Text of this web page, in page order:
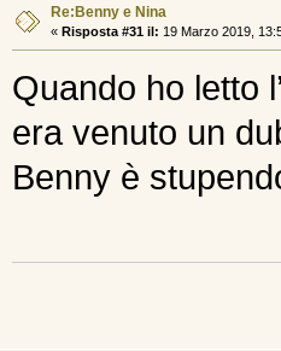
Re:Benny e Nina
« Risposta #31 il: 19 Marzo 2019,
Quando ho letto
era venuto un
Benny è